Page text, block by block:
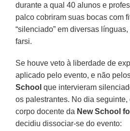
durante a qual 40 alunos e
palco cobriram suas bocas com
“silenciado” em diversas
farsi.
Se houve veto à liberdade de
aplicado pelo evento, e não
School que intervieram
os palestrantes. No dia seguinte,
corpo docente da New School
decidiu dissociar-se do evento: